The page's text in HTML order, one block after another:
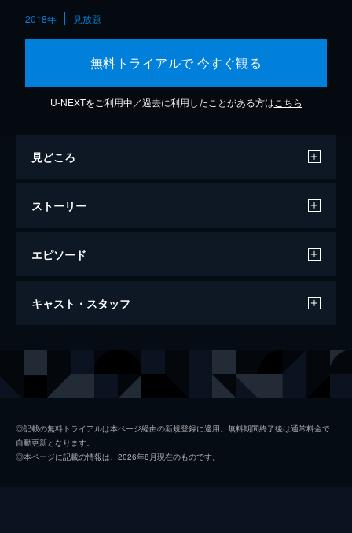
2018年 見放題
無料トライアルで 今すぐ観る
U-NEXTをご利用中／過去に利用したことがある方は こちら
見どころ
ストーリー
エピソード
カメラを止めるな！
キャスト・スタッフ
日暮真央 真魚
◎記載の無料トライアルは本ページ経由の新規登録に適用。無料期間終了後は通常料金で
自動更新となります。
◎本ページに記載の情報は、2026年8月現在のものです。